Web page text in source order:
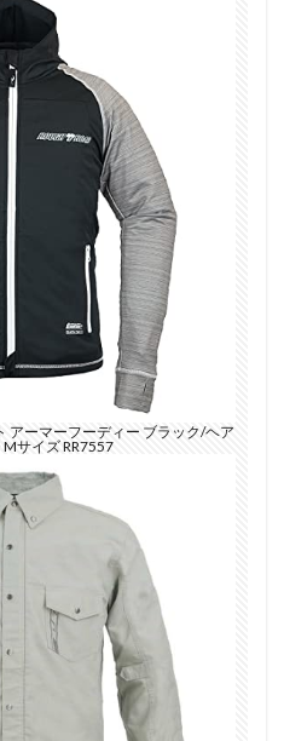
アーマーフーディー ブラック/ヘア
サイズ RR7557